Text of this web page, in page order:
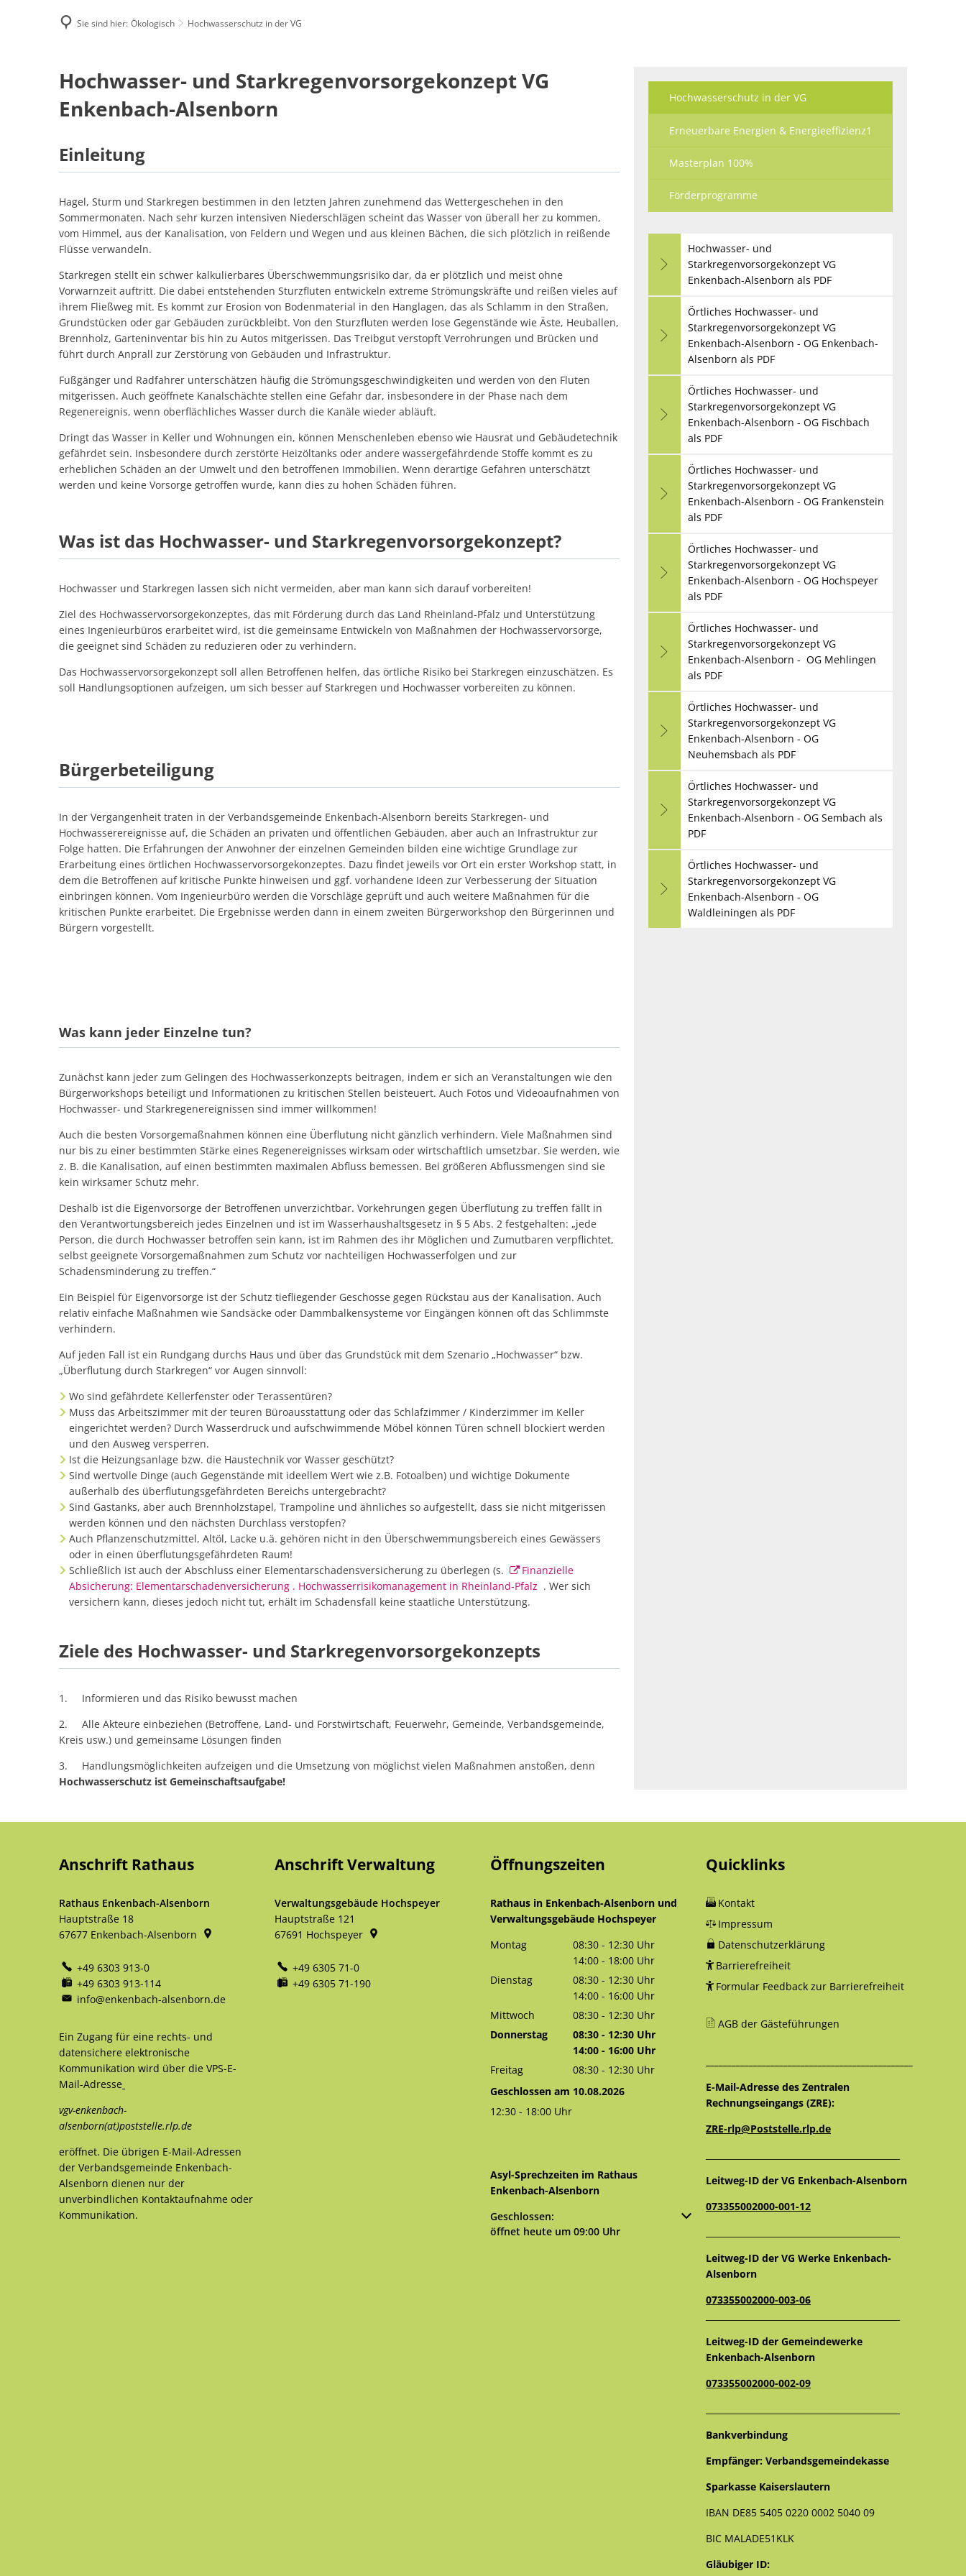
E-Rechnung
Sie sind hier: Ökologisch Hochwasserschutz in der VG
Hochwasserschutz
Hochwasser- und Starkregenvorsorgekonzept VG
Enkenbach-Alsenborn
Einleitung
Hagel, Sturm und Starkregen bestimmen in den letzten Jahren zunehmend das Wettergeschehen in den
Sommermonaten. Nach sehr kurzen intensiven Niederschlägen scheint das Wasser von überall her zu kommen,
vom Himmel, aus der Kanalisation, von Feldern und Wegen und aus kleinen Bächen, die sich plötzlich in reißende
Flüsse verwandeln.
Starkregen stellt ein schwer kalkulierbares Überschwemmungsrisiko dar, da er plötzlich und meist ohne
Vorwarnzeit auftritt. Die dabei entstehenden Sturzfluten entwickeln extreme Strömungskräfte und reißen vieles auf
ihrem Fließweg mit. Es kommt zur Erosion von Bodenmaterial in den Hanglagen, das als Schlamm in den Straßen,
Grundstücken oder gar Gebäuden zurückbleibt. Von den Sturzfluten werden lose Gegenstände wie Äste, Heuballen,
Brennholz, Garteninventar bis hin zu Autos mitgerissen. Das Treibgut verstopft Verrohrungen und Brücken und
führt durch Anprall zur Zerstörung von Gebäuden und Infrastruktur.
Fußgänger und Radfahrer unterschätzen häufig die Strömungsgeschwindigkeiten und werden von den Fluten
mitgerissen. Auch geöffnete Kanalschächte stellen eine Gefahr dar, insbesondere in der Phase nach dem
Regenereignis, wenn oberflächliches Wasser durch die Kanäle wieder abläuft.
Dringt das Wasser in Keller und Wohnungen ein, können Menschenleben ebenso wie Hausrat und Gebäudetechnik
gefährdet sein. Insbesondere durch zerstörte Heizöltanks oder andere wassergefährdende Stoffe kommt es zu
erheblichen Schäden an der Umwelt und den betroffenen Immobilien. Wenn derartige Gefahren unterschätzt
werden und keine Vorsorge getroffen wurde, kann dies zu hohen Schäden führen.
Was ist das Hochwasser- und Starkregenvorsorgekonzept?
Hochwasser und Starkregen lassen sich nicht vermeiden, aber man kann sich darauf vorbereiten!
Ziel des Hochwasservorsorgekonzeptes, das mit Förderung durch das Land Rheinland-Pfalz und Unterstützung
eines Ingenieurbüros erarbeitet wird, ist die gemeinsame Entwickeln von Maßnahmen der Hochwasservorsorge,
die geeignet sind Schäden zu reduzieren oder zu verhindern.
Das Hochwasservorsorgekonzept soll allen Betroffenen helfen, das örtliche Risiko bei Starkregen einzuschätzen. Es
soll Handlungsoptionen aufzeigen, um sich besser auf Starkregen und Hochwasser vorbereiten zu können.
Bürgerbeteiligung
In der Vergangenheit traten in der Verbandsgemeinde Enkenbach-Alsenborn bereits Starkregen- und
Hochwasserereignisse auf, die Schäden an privaten und öffentlichen Gebäuden, aber auch an Infrastruktur zur
Folge hatten. Die Erfahrungen der Anwohner der einzelnen Gemeinden bilden eine wichtige Grundlage zur
Erarbeitung eines örtlichen Hochwasservorsorgekonzeptes. Dazu findet jeweils vor Ort ein erster Workshop statt, in
dem die Betroffenen auf kritische Punkte hinweisen und ggf. vorhandene Ideen zur Verbesserung der Situation
einbringen können. Vom Ingenieurbüro werden die Vorschläge geprüft und auch weitere Maßnahmen für die
kritischen Punkte erarbeitet. Die Ergebnisse werden dann in einem zweiten Bürgerworkshop den Bürgerinnen und
Bürgern vorgestellt.
Was kann jeder Einzelne tun?
Zunächst kann jeder zum Gelingen des Hochwasserkonzepts beitragen, indem er sich an Veranstaltungen wie den
Bürgerworkshops beteiligt und Informationen zu kritischen Stellen beisteuert. Auch Fotos und Videoaufnahmen von
Hochwasser- und Starkregenereignissen sind immer willkommen!
Auch die besten Vorsorgemaßnahmen können eine Überflutung nicht gänzlich verhindern. Viele Maßnahmen sind
nur bis zu einer bestimmten Stärke eines Regenereignisses wirksam oder wirtschaftlich umsetzbar. Sie werden, wie
z. B. die Kanalisation, auf einen bestimmten maximalen Abfluss bemessen. Bei größeren Abflussmengen sind sie
kein wirksamer Schutz mehr.
Deshalb ist die Eigenvorsorge der Betroffenen unverzichtbar. Vorkehrungen gegen Überflutung zu treffen fällt in
den Verantwortungsbereich jedes Einzelnen und ist im Wasserhaushaltsgesetz in § 5 Abs. 2 festgehalten: „jede
Person, die durch Hochwasser betroffen sein kann, ist im Rahmen des ihr Möglichen und Zumutbaren verpflichtet,
selbst geeignete Vorsorgemaßnahmen zum Schutz vor nachteiligen Hochwasserfolgen und zur
Schadensminderung zu treffen.“
Ein Beispiel für Eigenvorsorge ist der Schutz tiefliegender Geschosse gegen Rückstau aus der Kanalisation. Auch
relativ einfache Maßnahmen wie Sandsäcke oder Dammbalkensysteme vor Eingängen können oft das Schlimmste
verhindern.
Auf jeden Fall ist ein Rundgang durchs Haus und über das Grundstück mit dem Szenario „Hochwasser“ bzw.
„Überflutung durch Starkregen“ vor Augen sinnvoll:
Wo sind gefährdete Kellerfenster oder Terassentüren?
Muss das Arbeitszimmer mit der teuren Büroausstattung oder das Schlafzimmer / Kinderzimmer im Keller
eingerichtet werden? Durch Wasserdruck und aufschwimmende Möbel können Türen schnell blockiert werden
und den Ausweg versperren.
Ist die Heizungsanlage bzw. die Haustechnik vor Wasser geschützt?
Sind wertvolle Dinge (auch Gegenstände mit ideellem Wert wie z.B. Fotoalben) und wichtige Dokumente
außerhalb des überflutungsgefährdeten Bereichs untergebracht?
Sind Gastanks, aber auch Brennholzstapel, Trampoline und ähnliches so aufgestellt, dass sie nicht mitgerissen
werden können und den nächsten Durchlass verstopfen?
Auch Pflanzenschutzmittel, Altöl, Lacke u.ä. gehören nicht in den Überschwemmungsbereich eines Gewässers
oder in einen überflutungsgefährdeten Raum!
Schließlich ist auch der Abschluss einer Elementarschadensversicherung zu überlegen (s.
Finanzielle
Absicherung: Elementarschadenversicherung . Hochwasserrisikomanagement in Rheinland-Pfalz . Wer sich
versichern kann, dieses jedoch nicht tut, erhält im Schadensfall keine staatliche Unterstützung.
Ziele des Hochwasser- und Starkregenvorsorgekonzepts
1. Informieren und das Risiko bewusst machen
2. Alle Akteure einbeziehen (Betroffene, Land- und Forstwirtschaft, Feuerwehr, Gemeinde, Verbandsgemeinde,
Kreis usw.) und gemeinsame Lösungen finden
3. Handlungsmöglichkeiten aufzeigen und die Umsetzung von möglichst vielen Maßnahmen anstoßen, denn
Hochwasserschutz ist Gemeinschaftsaufgabe!
Hochwasserschutz in der VG
Erneuerbare Energien & Energieeffizienz1
Masterplan 100%
Förderprogramme
Hochwasser- und
Starkregenvorsorgekonzept VG
Enkenbach-Alsenborn als PDF
Örtliches Hochwasser- und
Starkregenvorsorgekonzept VG
Enkenbach-Alsenborn - OG Enkenbach-
Alsenborn als PDF
Örtliches Hochwasser- und
Starkregenvorsorgekonzept VG
Enkenbach-Alsenborn - OG Fischbach
als PDF
Örtliches Hochwasser- und
Starkregenvorsorgekonzept VG
Enkenbach-Alsenborn - OG Frankenstein
als PDF
Örtliches Hochwasser- und
Starkregenvorsorgekonzept VG
Enkenbach-Alsenborn - OG Hochspeyer
als PDF
Örtliches Hochwasser- und
Starkregenvorsorgekonzept VG
Enkenbach-Alsenborn - OG Mehlingen
als PDF
Örtliches Hochwasser- und
Starkregenvorsorgekonzept VG
Enkenbach-Alsenborn - OG
Neuhemsbach als PDF
Örtliches Hochwasser- und
Starkregenvorsorgekonzept VG
Enkenbach-Alsenborn - OG Sembach als
PDF
Örtliches Hochwasser- und
Starkregenvorsorgekonzept VG
Enkenbach-Alsenborn - OG
Waldleiningen als PDF
Anschrift Rathaus
Rathaus Enkenbach-Alsenborn
Hauptstraße 18
67677 Enkenbach-Alsenborn
+49 6303 913-0
+49 6303 913-114
info@enkenbach-alsenborn.de
Ein Zugang für eine rechts- und
datensichere elektronische
Kommunikation wird über die VPS-E-
Mail-Adresse
vgv-enkenbach-
alsenborn(at)poststelle.rlp.de
eröffnet. Die übrigen E-Mail-Adressen
der Verbandsgemeinde Enkenbach-
Alsenborn dienen nur der
unverbindlichen Kontaktaufnahme oder
Kommunikation.
Anschrift Verwaltung
Verwaltungsgebäude Hochspeyer
Hauptstraße 121
67691 Hochspeyer
+49 6305 71-0
+49 6305 71-190
Öffnungszeiten
Rathaus in Enkenbach-Alsenborn und
Verwaltungsgebäude Hochspeyer
Montag
08:30 - 12:30 Uhr
Von 08:30 bis 12:30 Uhr
14:00 - 18:00 Uhr
Von 14:00 bis 18:00 Uhr
Dienstag 08:30 - 12:30 Uhr
Von 08:30 bis 12:30 Uhr
14:00 - 16:00 Uhr
Von 14:00 bis 16:00 Uhr
Mittwoch 08:30 - 12:30 Uhr
Von 08:30 bis 12:30 Uhr
Donnerstag 08:30 - 12:30 Uhr
Von 08:30 bis 12:30 Uhr
14:00 - 16:00 Uhr
Von 14:00 bis 16:00 Uhr
Freitag 08:30 - 12:30 Uhr
Von 08:30 bis 12:30 Uhr
Geschlossen am 10.08.2026
12:30 - 18:00 Uhr
Asyl-Sprechzeiten im Rathaus
Enkenbach-Alsenborn
Klicken, um weitere Öffnungs- oder Schließzeiten auszublenden
Geschlossen:
öffnet heute um 09:00 Uhr
Quicklinks
Kontakt
Impressum
Datenschutzerklärung
Barrierefreiheit
Formular Feedback zur Barrierefreiheit
AGB der Gästeführungen
E-Mail-Adresse des Zentralen
Rechnungseingangs (ZRE):
ZRE-rlp@Poststelle.rlp.de
Leitweg-ID der VG Enkenbach-Alsenborn
073355002000-001-12
Leitweg-ID der VG Werke Enkenbach-
Alsenborn
073355002000-003-06
Leitweg-ID der Gemeindewerke
Enkenbach-Alsenborn
073355002000-002-09
Bankverbindung
Empfänger: Verbandsgemeindekasse
Sparkasse Kaiserslautern
IBAN DE85 5405 0220 0002 5040 09
BIC MALADE51KLK
Gläubiger ID: